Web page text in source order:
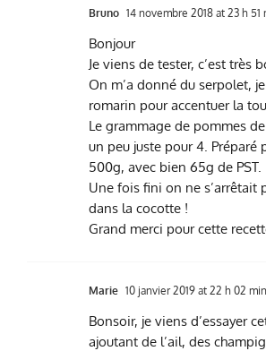
Bruno 14 novembre 2018 at 23 h 51
Bonjour
Je viens de tester, c’est très
On m’a donné du serpolet,
romarin pour accentuer la
Le grammage de pommes
un peu juste pour 4. Préparé
500g, avec bien 65g de PST.
Une fois fini on ne s’arrêtait
dans la cocotte !
Grand merci pour cette
Marie 10 janvier 2019 at 22 h 02 min
Bonsoir, je viens d’essayer
ajoutant de l’ail, des